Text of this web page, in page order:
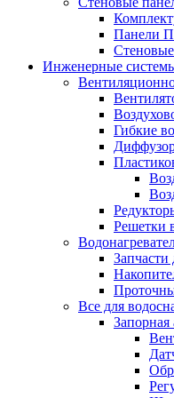
Панели
Инженерные
Гибкие
Решетки
Запчасти
Все для